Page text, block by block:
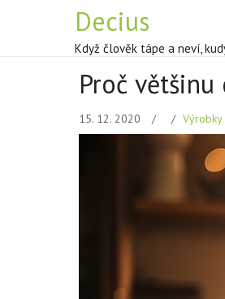
Decius
Když člověk tápe a neví,
Proč
15. 12. 2020 Výrobky